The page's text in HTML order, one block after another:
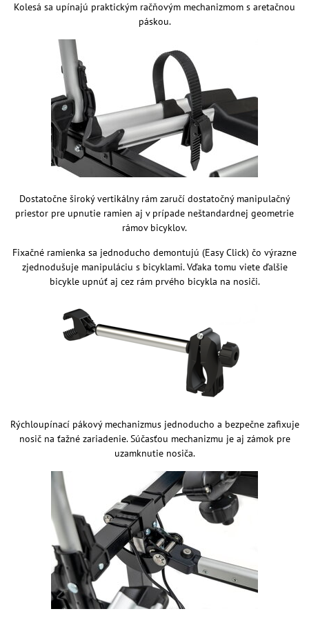
Kolesá sa upínajú praktickým račňovým mechanizmom s aretačnou
páskou.
Dostatočne široký vertikálny rám zaručí dostatočný manipulačný
priestor pre upnutie ramien aj v prípade neštandardnej geometrie
rámov bicyklov.
Fixačné ramienka sa jednoducho demontujú (Easy Click) čo výrazne
zjednodušuje manipuláciu s bicyklami. Vďaka tomu viete ďalšie
bicykle upnúť aj cez rám prvého bicykla na nosiči.
Rýchloupínací pákový mechanizmus jednoducho a bezpečne zafixuje
nosič na ťažné zariadenie. Súčasťou mechanizmu je aj zámok pre
uzamknutie nosiča.